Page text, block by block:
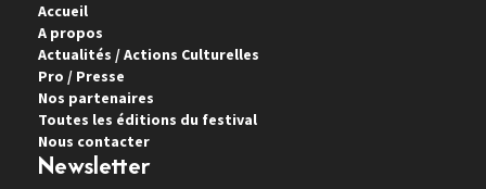
Accueil
A propos
Actualités / Actions Culturelles
Pro / Presse
Nos partenaires
Toutes les éditions du festival
Nous contacter
Newsletter